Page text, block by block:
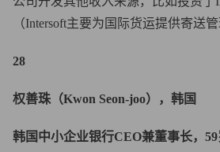
（Intersoft主要为国际货运提供寄送管
28
权善珠（Kwon Seon-joo），韩国
韩国中小企业银行CEO兼董事长，59